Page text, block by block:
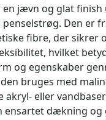
jævn og glat finish
Den er
fibre, der sikrer
hvilket
og egenskaber
bruges med
akryl- eller
ensartet dækning og